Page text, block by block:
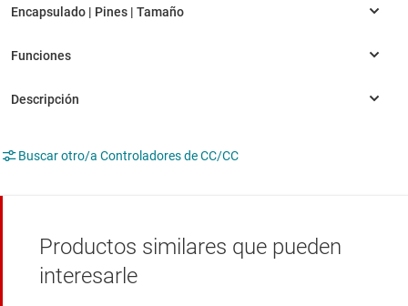
Buscar otro/a Controladores de CC/CC
Productos similares que pueden
interesarle